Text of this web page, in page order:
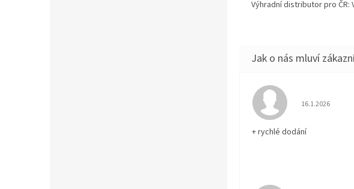
Výhradní distributor pro ČR:
Hodnocení
16.1.2026
+ rychlé dodání